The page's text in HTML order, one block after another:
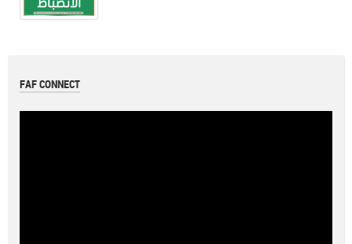
FAF CONNECT